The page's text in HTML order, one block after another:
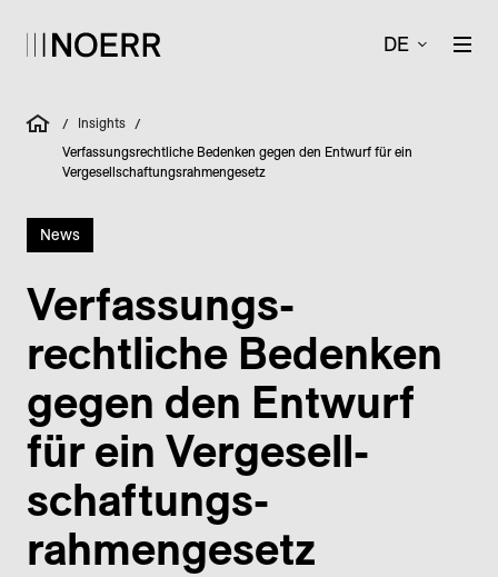
DE
/ Insights /
Verfassungsrechtliche Bedenken gegen den Entwurf für ein
Vergesellschaftungsrahmengesetz
News
Verfassungs­
rechtliche Bedenken
gegen den Entwurf
für ein Vergesell­
schaftungs­
rahmengesetz